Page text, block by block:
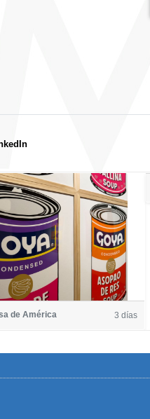
de América 3 días